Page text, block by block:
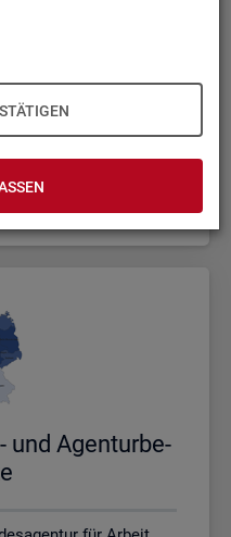
Krei­se
und Agen­tur­be­